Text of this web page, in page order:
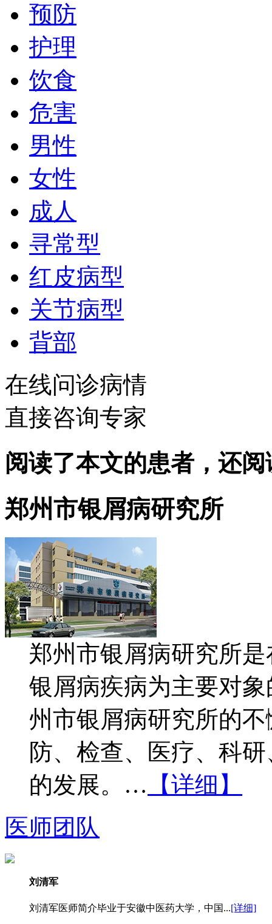
预防
护理
饮食
危害
男性
女性
成人
寻常型
红皮病型
关节病型
背部
在线问诊病情
直接咨询专家
阅读了本文的患者，还
郑州市银屑病研究所
郑州市银屑病研究所
银屑病疾病为主要对
州市银屑病研究所的
防、检查、医疗、科
的发展。… 【详细】
医师团队
刘清军
刘清军医师简介毕业于安徽中医药大学，中国...[详细]